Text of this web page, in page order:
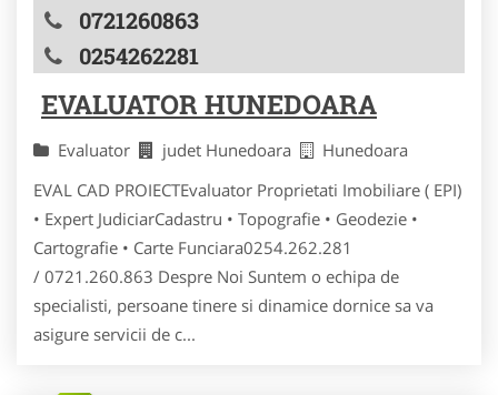
0721260863
0254262281
EVALUATOR HUNEDOARA
Evaluator judet Hunedoara
Hunedoara
EVAL CAD PROIECTEvaluator Proprietati Imobiliare ( EPI)
• Expert JudiciarCadastru • Topografie • Geodezie •
Cartografie • Carte Funciara0254.262.281
/ 0721.260.863 Despre Noi Suntem o echipa de
specialisti, persoane tinere si dinamice dornice sa va
asigure servicii de c...